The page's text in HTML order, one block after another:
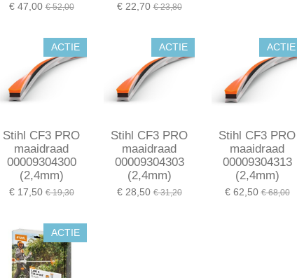
€ 47,00 € 52,00 € 22,70 € 23,80
ACTIE
Stihl CF3 PRO
maaidraad
00009304300
(2,4mm)
€ 17,50 € 19,30
ACTIE
Stihl CF3 PRO
maaidraad
00009304303
(2,4mm)
€ 28,50 € 31,20
ACTIE
Stihl CF3 PRO
maaidraad
00009304313
(2,4mm)
€ 62,50 € 68,00
ACTIE